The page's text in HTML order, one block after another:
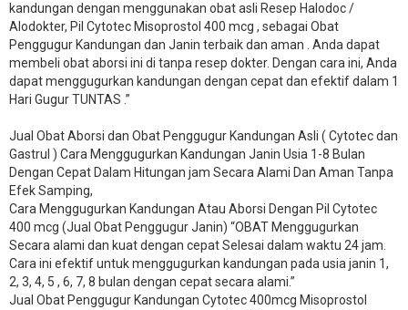
kandungan dengan menggunakan obat asli Resep Halodoc /
Alodokter, Pil Cytotec Misoprostol 400 mcg , sebagai Obat
Penggugur Kandungan dan Janin terbaik dan aman . Anda dapat
membeli obat aborsi ini di tanpa resep dokter. Dengan cara ini, Anda
dapat menggugurkan kandungan dengan cepat dan efektif dalam 1
Hari Gugur TUNTAS .”
Jual Obat Aborsi dan Obat Penggugur Kandungan Asli ( Cytotec dan
Gastrul ) Cara Menggugurkan Kandungan Janin Usia 1-8 Bulan
Dengan Cepat Dalam Hitungan jam Secara Alami Dan Aman Tanpa
Efek Samping,
Cara Menggugurkan Kandungan Atau Aborsi Dengan Pil Cytotec
400 mcg (Jual Obat Penggugur Janin) “OBAT Menggugurkan
Secara alami dan kuat dengan cepat Selesai dalam waktu 24 jam.
Cara ini efektif untuk menggugurkan kandungan pada usia janin 1,
2, 3, 4, 5 , 6, 7, 8 bulan dengan cepat secara alami.”
Jual Obat Penggugur Kandungan Cytotec 400mcg Misoprostol